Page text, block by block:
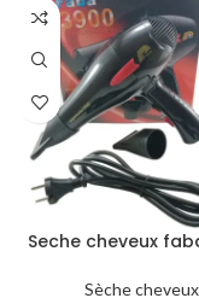
Seche cheveux
Sèche cheveux